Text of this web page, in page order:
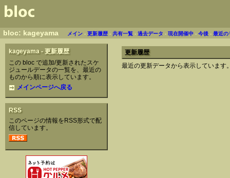
bloc: kageyama メイン -更新履歴 -共有一覧 -過去データ -現在開催中 -今後 -最近の
kageyama - 更新履歴
この bloc で追加/更新されたスケ
ジュールデータの一覧を、最近の
ものから順に表示しています。
メインページへ戻る
RSS
このページの情報をRSS形式で配
信しています。
更新履歴
最近の更新データから表示しています